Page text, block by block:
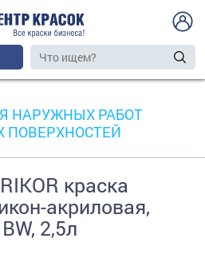
НАРУЖНЫХ РАБОТ
краска
акриловая,
2,5л